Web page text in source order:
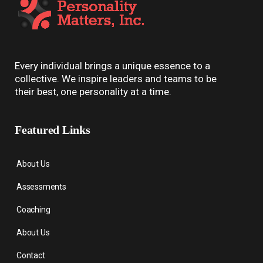
Every individual brings a unique essence to a
collective. We inspire leaders and teams to be
their best, one personality at a time.
Featured Links
About Us
Assessments
Coaching
About Us
Contact